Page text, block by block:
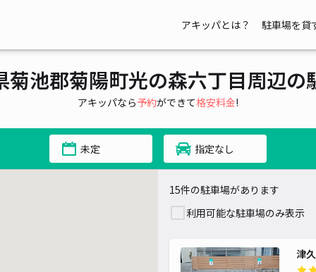
アキッパとは？ 駐車場を貸
菊池郡菊陽町光の森六丁目周辺の
アキッパなら予約ができて格安料金!
未定 指定なし
15件の駐車場があります
利用可能な駐車場のみ表示
津